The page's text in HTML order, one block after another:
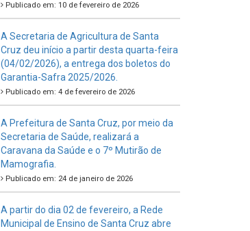
Publicado em: 10 de fevereiro de 2026
A Secretaria de Agricultura de Santa
Cruz deu início a partir desta quarta-feira
(04/02/2026), a entrega dos boletos do
Garantia-Safra 2025/2026.
Publicado em: 4 de fevereiro de 2026
A Prefeitura de Santa Cruz, por meio da
Secretaria de Saúde, realizará a
Caravana da Saúde e o 7º Mutirão de
Mamografia.
Publicado em: 24 de janeiro de 2026
A partir do dia 02 de fevereiro, a Rede
Municipal de Ensino de Santa Cruz abre